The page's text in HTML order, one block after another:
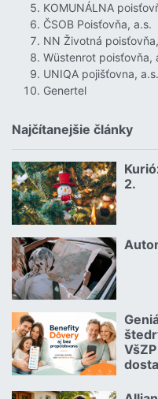
KOMUNÁLNA
ČSOB Poisťovňa, a.s.
NN Životná
Wüstenrot poisťovňa,
UNIQA pojišťovna, a.s.
Genertel
Najčítanejšie články
2.